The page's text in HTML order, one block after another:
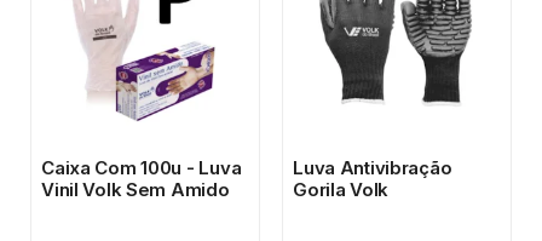
Caixa Com 100u - Luva
Vinil Volk Sem Amido
Luva Antivibração
Gorila Volk